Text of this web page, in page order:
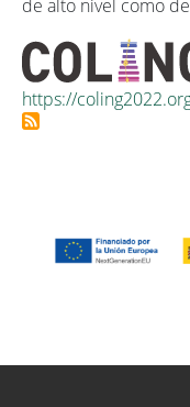
de alto nivel como
https://